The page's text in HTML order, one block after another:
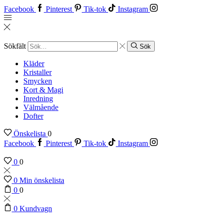
Facebook Pinterest Tik-tok Instagram
Sökfält Sök
Kläder
Kristaller
Smycken
Kort & Magi
Inredning
Välmående
Dofter
Önskelista 0
Facebook
Pinterest Tik-tok Instagram
0 0
0 Min önskelista
0 0
0 Kundvagn